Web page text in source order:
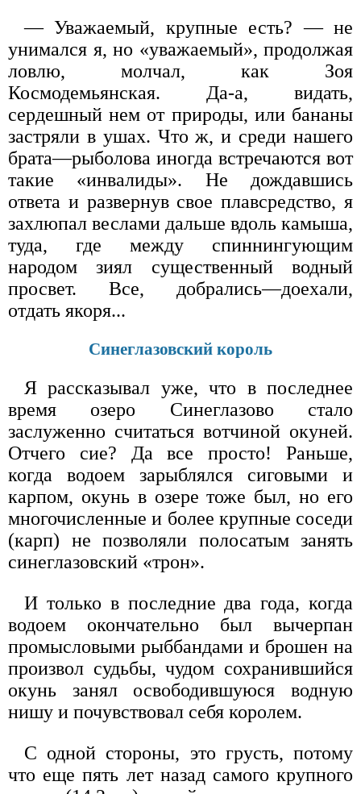
— Уважаемый, крупные есть? — не
унимался я, но «уважаемый», продолжая
ловлю, молчал, как Зоя
Космодемьянская. Да-а, видать,
сердешный нем от природы, или бананы
застряли в ушах. Что ж, и среди нашего
брата—рыболова иногда встречаются вот
такие «инвалиды». Не дождавшись
ответа и развернув свое плавсредство, я
захлюпал веслами дальше вдоль камыша,
туда, где между спиннингующим
народом зиял существенный водный
просвет. Все, добрались—доехали,
отдать якоря...
Синеглазовский король
Я рассказывал уже, что в последнее
время озеро Синеглазово стало
заслуженно считаться вотчиной окуней.
Отчего сие? Да все просто! Раньше,
когда водоем зарыблялся сиговыми и
карпом, окунь в озере тоже был, но его
многочисленные и более крупные соседи
(карп) не позволяли полосатым занять
синеглазовский «трон».
И только в последние два года, когда
водоем окончательно был вычерпан
промысловыми рыббандами и брошен на
произвол судьбы, чудом сохранившийся
окунь занял освободившуюся водную
нишу и почувствовал себя королем.
С одной стороны, это грусть, потому
что еще пять лет назад самого крупного